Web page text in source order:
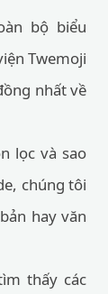
bộ biểu
Twemoji
nhất về
lọc và sao
chúng tôi
hay văn
thấy các